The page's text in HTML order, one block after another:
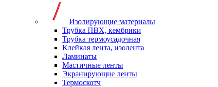
Изолирующие материалы
Трубка ПВХ, кембрики
Трубка термоусадочная
Клейкая лента, изолента
Ламинаты
Мастичные ленты
Экранирующие ленты
Термоскотч